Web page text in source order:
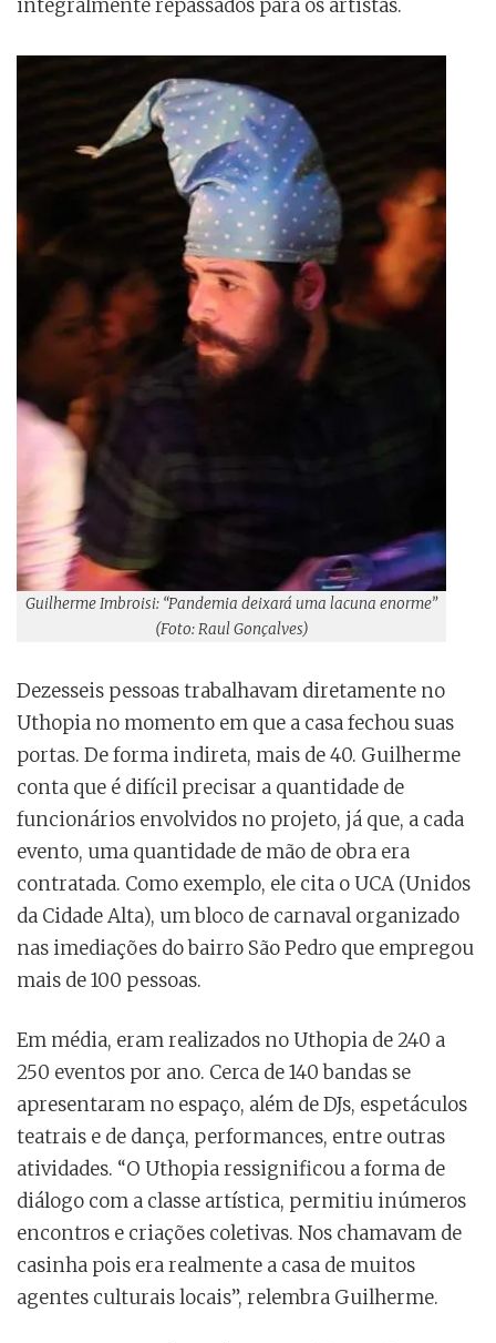
integralmente repassados para os artistas.
Guilherme Imbroisi: “Pandemia deixará uma lacuna enorme”
(Foto: Raul Gonçalves)
Dezesseis pessoas trabalhavam diretamente no
Uthopia no momento em que a casa fechou suas
portas. De forma indireta, mais de 40. Guilherme
conta que é difícil precisar a quantidade de
funcionários envolvidos no projeto, já que, a cada
evento, uma quantidade de mão de obra era
contratada. Como exemplo, ele cita o UCA (Unidos
da Cidade Alta), um bloco de carnaval organizado
nas imediações do bairro São Pedro que empregou
mais de 100 pessoas.
Em média, eram realizados no Uthopia de 240 a
250 eventos por ano. Cerca de 140 bandas se
apresentaram no espaço, além de DJs, espetáculos
teatrais e de dança, performances, entre outras
atividades. “O Uthopia ressignificou a forma de
diálogo com a classe artística, permitiu inúmeros
encontros e criações coletivas. Nos chamavam de
casinha pois era realmente a casa de muitos
agentes culturais locais”, relembra Guilherme.